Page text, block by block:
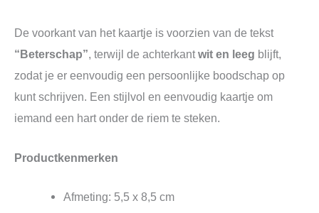
De voorkant van het kaartje is voorzien van de tekst
“Beterschap”, terwijl de achterkantwit en leeg blijft,
zodat je er eenvoudig een persoonlijke boodschap op
kunt schrijven. Een stijlvol en eenvoudig kaartje om
iemand een hart onder de riem te steken.
Productkenmerken
Afmeting: 5,5 x 8,5 cm